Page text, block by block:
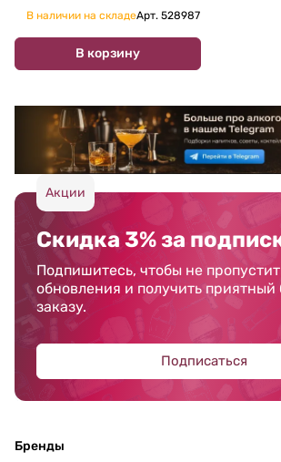
В наличии на складеАрт. 528987
В корзину
Акции
Скидка 3% за
Подпишитесь, чтобы не
обновления и получить приятный
заказу.
Подписаться
Бренды